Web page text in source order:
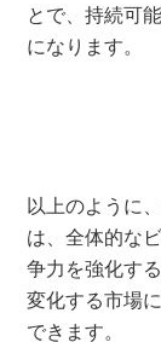
とで、持続可
になります。
以上のように
は、全体的な
争力を強化す
変化する市場
できます。